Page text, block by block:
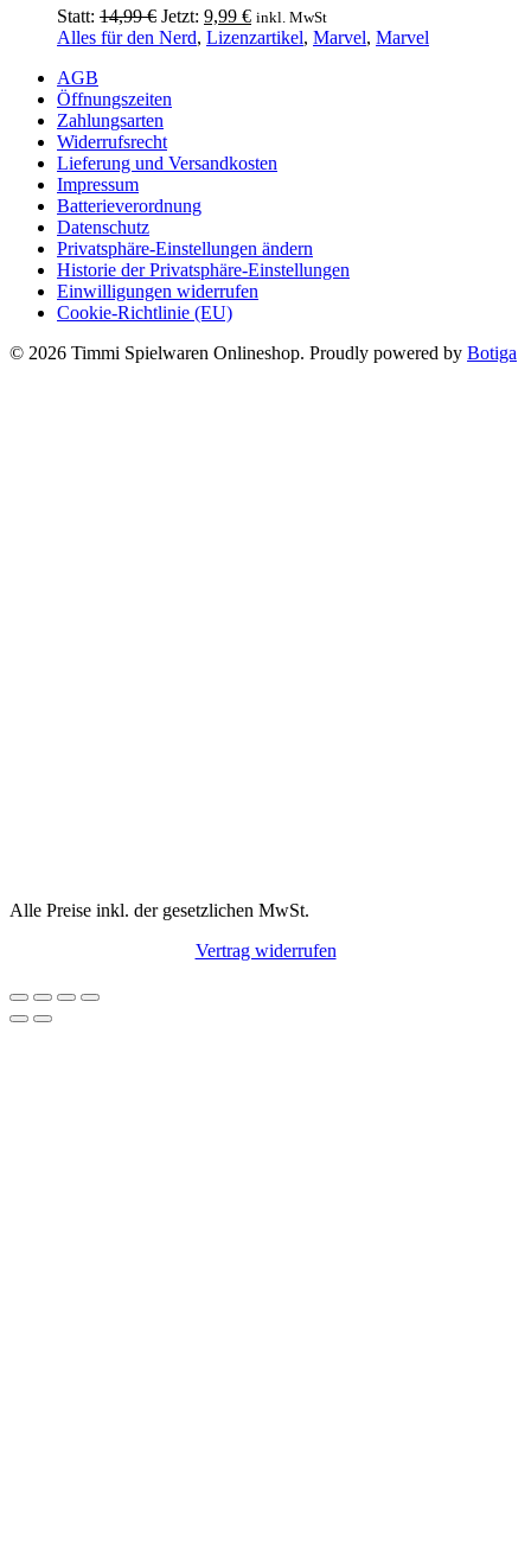
Statt: 14,99€ Ursprünglicher
Preis
Jetzt: 9,99 €Aktueller
Preis
inkl. MwSt
Alles für den Nerd, Lizenzartikel, Marvel, Marvel
AGB
Öffnungszeiten
Zahlungsarten
Widerrufsrecht
Lieferung und Versandkosten
Impressum
Batterieverordnung
Datenschutz
Privatsphäre-Einstellungen ändern
Historie der Privatsphäre-Einstellungen
Einwilligungen widerrufen
Cookie-Richtlinie (EU)
© 2026 Timmi Spielwaren Onlineshop. Proudly powered by Botiga
Alle Preise inkl. der gesetzlichen MwSt.
Vertrag widerrufen